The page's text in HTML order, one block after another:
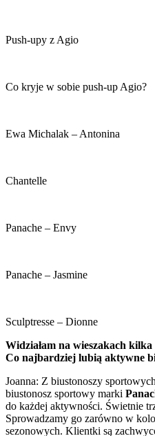
Push-upy z Agio
Co kryje w sobie push-up Agio?
Ewa Michalak – Antonina
Chantelle
Panache – Envy
Panache – Jasmine
Sculptresse – Dionne
Widziałam na wieszakach
Co najbardziej lubią aktywne
Joanna: Z biustonoszy
biustonosz sportowy marki
do każdej aktywności. Świetnie
Sprowadzamy go zarówno w
sezonowych. Klientki są